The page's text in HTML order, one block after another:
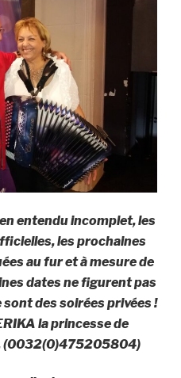
entendu incomplet, les
les prochaines
au fur et à mesure de
dates ne figurent pas
des soirées privées !
la princesse de
(0032(0)475205804)